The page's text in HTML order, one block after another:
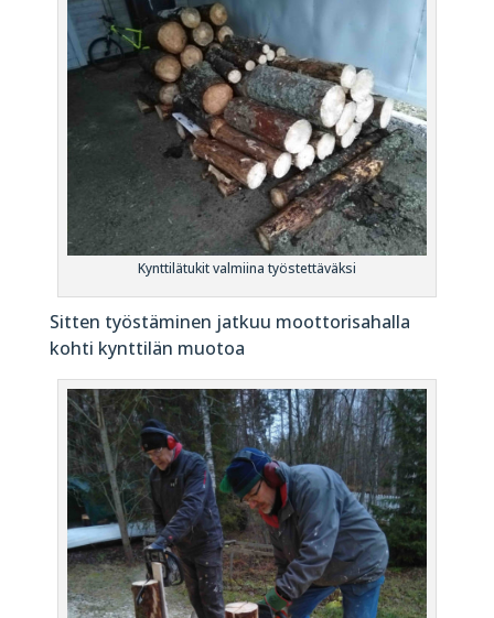
Kynttilätukit valmiina työstettäväksi
Sitten työstäminen jatkuu moottorisahalla
kohti kynttilän muotoa